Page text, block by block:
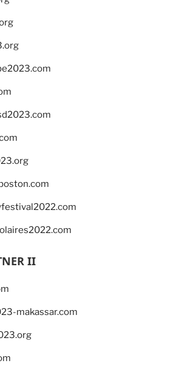
II
makassar.com